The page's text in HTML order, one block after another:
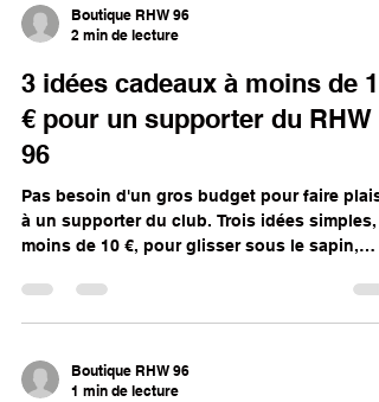
Boutique RHW 96
2 min de lecture
3 idées cadeaux à moins de 10
€ pour un supporter du RHW
96
Pas besoin d'un gros budget pour faire
à un supporter du club. Trois idées simples,
moins de 10 €, pour glisser sous le sapin,
pour faire un clin d'œil.
Boutique RHW 96
1 min de lecture